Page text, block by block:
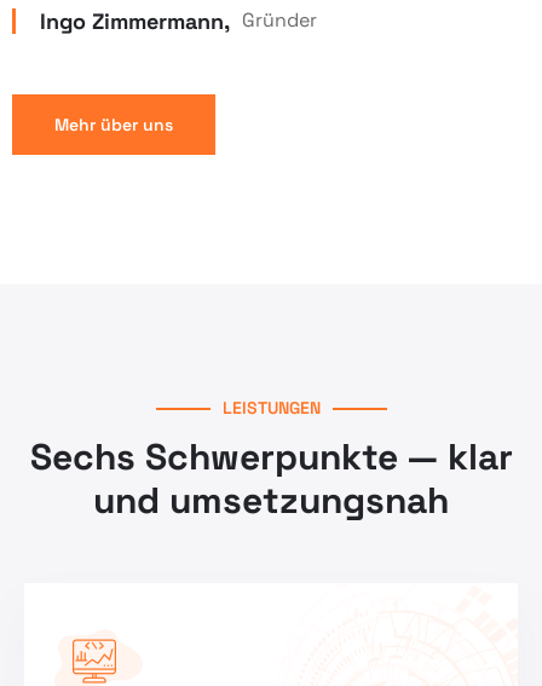
Ingo Zimmermann, Gründer
Mehr über uns
LEISTUNGEN
Sechs Schwerpunkte — klar
und umsetzungsnah